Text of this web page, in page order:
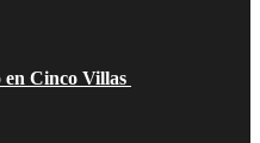
en Cinco Villas